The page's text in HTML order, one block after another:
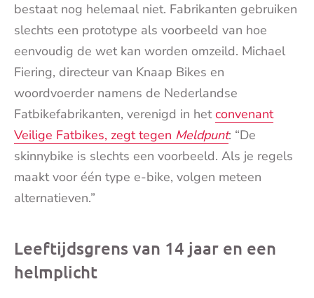
bestaat nog helemaal niet. Fabrikanten gebruiken
slechts een prototype als voorbeeld van hoe
eenvoudig de wet kan worden omzeild. Michael
Fiering, directeur van Knaap Bikes en
woordvoerder namens de Nederlandse
Fatbikefabrikanten, verenigd in hetconvenant
Veilige Fatbikes, zegt tegen Meldpunt: “De
skinnybike is slechts een voorbeeld. Als je regels
maakt voor één type e-bike, volgen meteen
alternatieven.”
Leeftijdsgrens van 14 jaar en een
helmplicht